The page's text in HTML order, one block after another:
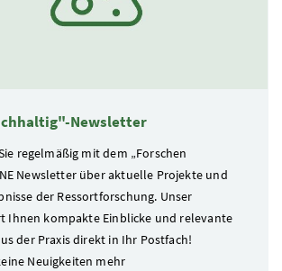
Newsletter
regelmäßig mit dem „Forschen
Newsletter über aktuelle Projekte und
der Ressortforschung. Unser
Ihnen kompakte Einblicke und relevante
der Praxis direkt in Ihr Postfach!
Neuigkeiten mehr